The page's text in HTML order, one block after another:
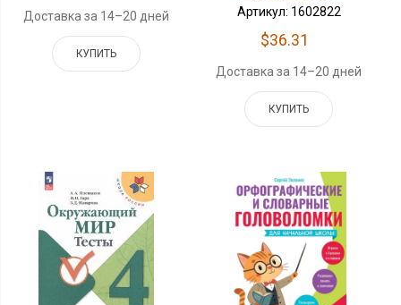
Доставка за 14–20 дней
КУПИТЬ
Артикул: 1602822
$36.31
Доставка за 14–20 дней
КУПИТЬ